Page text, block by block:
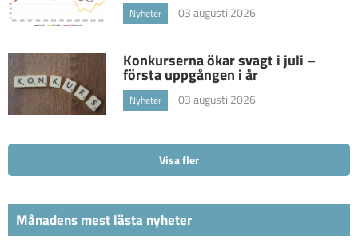
Nyheter 03 augusti 2026
Konkurserna ökar svagt i juli –
första uppgången i år
Nyheter 03 augusti 2026
Visa fler
Månadens mest lästa nyheter